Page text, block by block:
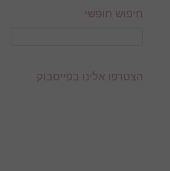
חיפוש חופשי
הצטרפו אלינו בפייסבוק